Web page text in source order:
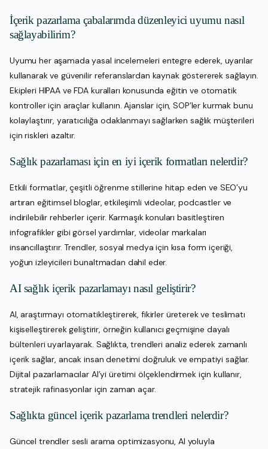
İçerik pazarlama çabalarımda düzenleyici uyumu nasıl
sağlayabilirim?
Uyumu her aşamada yasal incelemeleri entegre ederek, uyarılar
kullanarak ve güvenilir referanslardan kaynak göstererek sağlayın.
Ekipleri HIPAA ve FDA kuralları konusunda eğitin ve otomatik
kontroller için araçlar kullanın. Ajanslar için, SOP’ler kurmak bunu
kolaylaştırır, yaratıcılığa odaklanmayı sağlarken sağlık müşterileri
için riskleri azaltır.
Sağlık pazarlaması için en iyi içerik formatları nelerdir?
Etkili formatlar, çeşitli öğrenme stillerine hitap eden ve SEO’yu
artıran eğitimsel bloglar, etkileşimli videolar, podcastler ve
indirilebilir rehberler içerir. Karmaşık konuları basitleştiren
infografikler gibi görsel yardımlar, videolar markaları
insancıllaştırır. Trendler, sosyal medya için kısa form içeriği,
yoğun izleyicileri bunaltmadan dahil eder.
AI sağlık içerik pazarlamayı nasıl geliştirir?
AI, araştırmayı otomatikleştirerek, fikirler üreterek ve teslimatı
kişiselleştirerek geliştirir, örneğin kullanıcı geçmişine dayalı
bültenleri uyarlayarak. Sağlıkta, trendleri analiz ederek zamanlı
içerik sağlar, ancak insan denetimi doğruluk ve empatiyi sağlar.
Dijital pazarlamacılar AI’yi üretimi ölçeklendirmek için kullanır,
stratejik rafinasyonlar için zaman açar.
Sağlıkta güncel içerik pazarlama trendleri nelerdir?
Güncel trendler sesli arama optimizasyonu, AI yoluyla